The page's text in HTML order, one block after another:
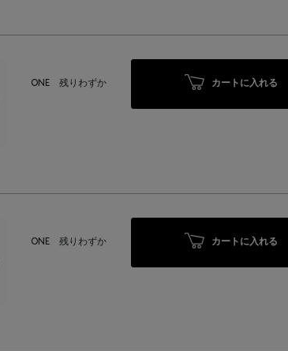
ONE 残りわずか カートに入れる
ONE 残りわずか カートに入れる